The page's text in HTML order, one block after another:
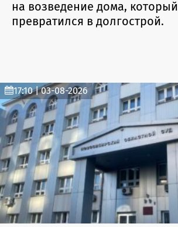
на возведение дома, который
превратился в долгострой.
17:10 | 03-08-2026